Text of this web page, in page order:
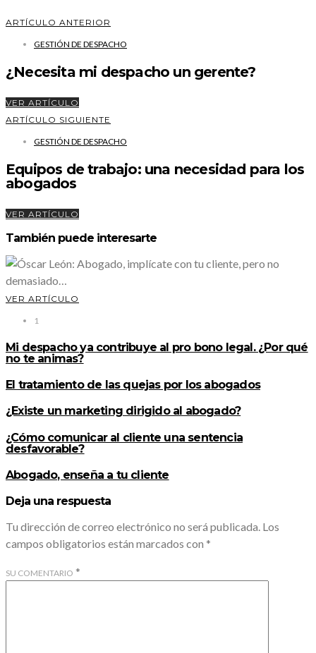
ARTÍCULO ANTERIOR
GESTIÓN DE DESPACHO
¿Necesita mi despacho un gerente?
VER ARTÍCULO
ARTÍCULO SIGUIENTE
GESTIÓN DE DESPACHO
Equipos de trabajo: una necesidad para los
abogados
VER ARTÍCULO
También puede interesarte
VER ARTÍCULO
1
Mi despacho ya contribuye al pro bono legal. ¿Por qué
no te animas?
El tratamiento de las quejas por los abogados
¿Existe un marketing dirigido al abogado?
¿Cómo comunicar al cliente una sentencia
desfavorable?
Abogado, enseña a tu cliente
Deja una respuesta
Tu dirección de correo electrónico no será publicada. Los
campos obligatorios están marcados con *
SU COMENTARIO *